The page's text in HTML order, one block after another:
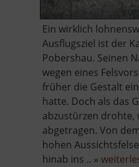
Ein wirklich
Ausflugsziel ist der
Pobershau. Seinen
wegen eines
früher die Gestalt
hatte. Doch als das
abzustürzen drohte,
abgetragen. Von
hohen
hinab ins .. »